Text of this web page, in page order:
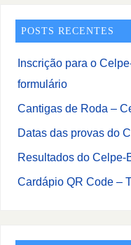
POSTS RECENTES
Inscrição para o
formulário
Cantigas de Roda –
Datas das provas do
Resultados do Celpe-
Cardápio QR Code –